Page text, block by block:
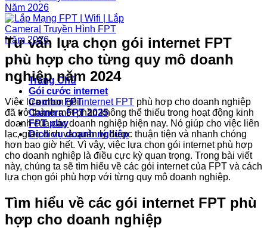
Trang Chủ
Gói cước internet
Combo FPT
Camera FPT 2025
FPT play
Dịch vụ doanh nghiệp
Tư vấn lựa chọn gói internet FPT
phù hợp cho từng quy mô doanh
nghiệp năm 2024
Việc lựa chọn góiinternet FPT phù hợp cho doanh nghiệp
đã trở thành một phần không thể thiếu trong hoạt động kinh
doanh của các doanh nghiệp hiện nay. Nó giúp cho việc liên
lạc, giao dịch và quản lý được thuận tiện và nhanh chóng
hơn bao giờ hết. Vì vậy, việc lựa chọn gói internet phù hợp
cho doanh nghiệp là điều cực kỳ quan trọng. Trong bài viết
này, chúng ta sẽ tìm hiểu về các gói internet của FPT và cách
lựa chọn gói phù hợp với từng quy mô doanh nghiệp.
Tìm hiểu về các gói internet FPT phù
hợp cho doanh nghiệp